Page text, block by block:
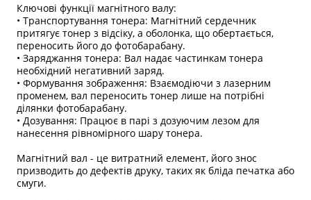
Ключові функції магнітного валу:
• Транспортування тонера: Магнітний сердечник
притягує тонер з відсіку, а оболонка, що обертається,
переносить його до фотобарабану.
• Заряджання тонера: Вал надає частинкам тонера
необхідний негативний заряд.
• Формування зображення: Взаємодіючи з лазерним
променем, вал переносить тонер лише на потрібні
ділянки фотобарабану.
• Дозування: Працює в парі з дозуючим лезом для
нанесення рівномірного шару тонера.
Магнітний вал - це витратний елемент, його знос
призводить до дефектів друку, таких як бліда печатка або
смуги.